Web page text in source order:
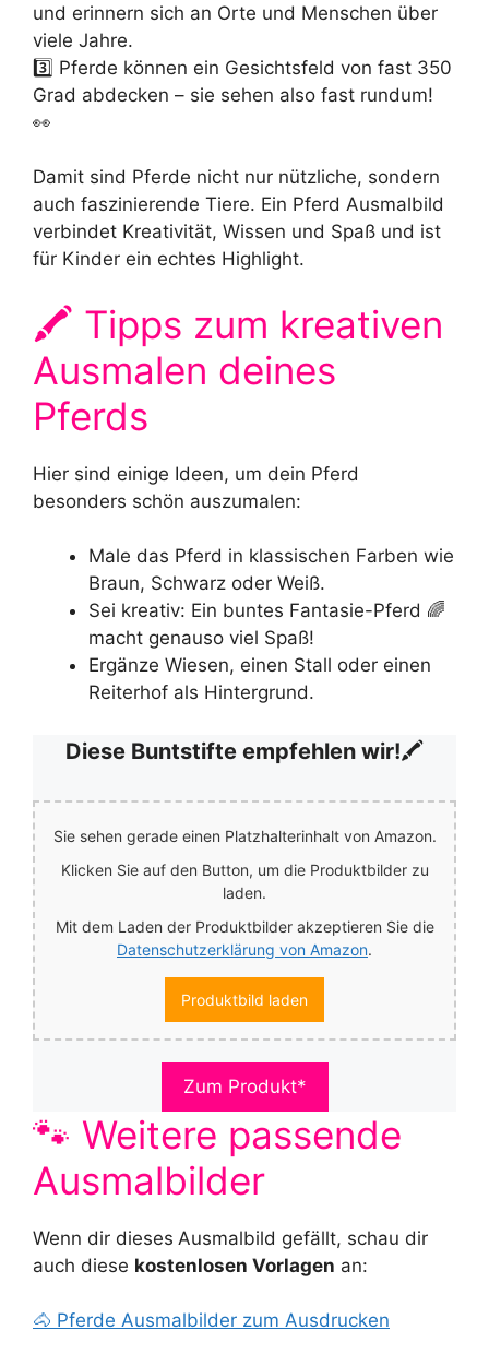
und erinnern sich an Orte und Menschen über
viele Jahre.
3️⃣ Pferde können ein Gesichtsfeld von fast 350
Grad abdecken – sie sehen also fast rundum!
👀
Damit sind Pferde nicht nur nützliche, sondern
auch faszinierende Tiere. Ein Pferd Ausmalbild
verbindet Kreativität, Wissen und Spaß und ist
für Kinder ein echtes Highlight.
🖍️ Tipps zum kreativen
Ausmalen deines
Pferds
Hier sind einige Ideen, um dein Pferd
besonders schön auszumalen:
Male das Pferd in klassischen Farben wie
Braun, Schwarz oder Weiß.
Sei kreativ: Ein buntes Fantasie-Pferd 🌈
macht genauso viel Spaß!
Ergänze Wiesen, einen Stall oder einen
Reiterhof als Hintergrund.
Diese Buntstifte empfehlen wir!🖍️
Sie sehen gerade einen Platzhalterinhalt von Amazon.
Klicken Sie auf den Button, um die Produktbilder zu
laden.
Mit dem Laden der Produktbilder akzeptieren Sie die
Datenschutzerklärung von Amazon.
Produktbild laden
Zum Produkt*
🐾 Weitere passende
Ausmalbilder
Wenn dir dieses Ausmalbild gefällt, schau dir
auch diese kostenlosen Vorlagen an:
🐴 Pferde Ausmalbilder zum Ausdrucken